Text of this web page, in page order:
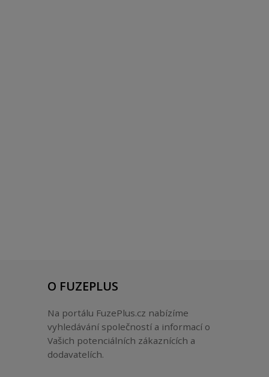
O FUZEPLUS
Na portálu FuzePlus.cz nabízíme
vyhledávání společností a informací o
Vašich potenciálních zákaznících a
dodavatelích.